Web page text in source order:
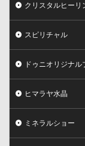
クリスタルヒーリ
スピリチャル
ドゥニオリジナル
ヒマラヤ水晶
ミネラルショー